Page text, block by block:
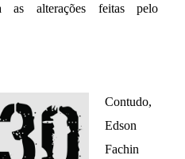
as alterações feitas pelo
Contudo,
Edson
Fachin